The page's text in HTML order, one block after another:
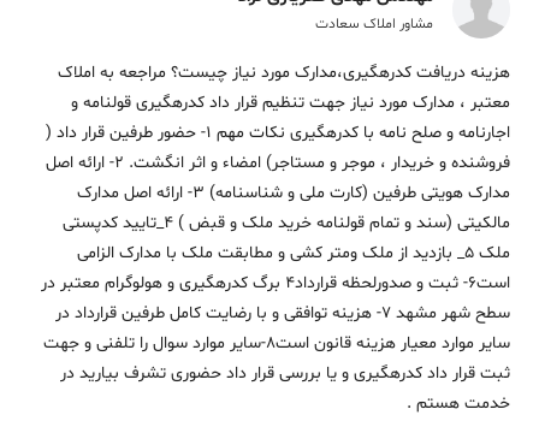
مشاور املاک سعادت
هزینه دریافت کدرهگیری،مدارک مورد نیاز چیست؟ مراجعه به املاک
معتبر ، مدارک مورد نیاز جهت تنظیم قرار داد کدرهگیری قولنامه و
اجارنامه و صلح نامه با کدرهگیری نکات مهم 1- حضور طرفین قرار داد (
فروشنده و خریدار ، موجر و مستاجر) امضاء و اثر انگشت. 2- ارائه اصل
مدارک هویتی طرفین (کارت ملی و شناسنامه) 3- ارائه اصل مدارک
مالکیتی (سند و تمام قولنامه خرید ملک و قبض ) 4_تایید کدپستی
ملک 5_ بازدید از ملک ومتر کشی و مطابقت ملک با مدارک الزامی
است6- ثبت و صدورلحظه قرارداد4 برگ کدرهگیری و هولوگرام معتبر در
سطح شهر مشهد 7- هزینه توافقی و با رضایت کامل طرفین قرارداد در
سایر موارد معیار هزینه قانون است8-سایر موارد سوال را تلفنی و جهت
ثبت قرار داد کدرهگیری و یا بررسی قرار داد حضوری تشرف بیارید در
خدمت هستم .